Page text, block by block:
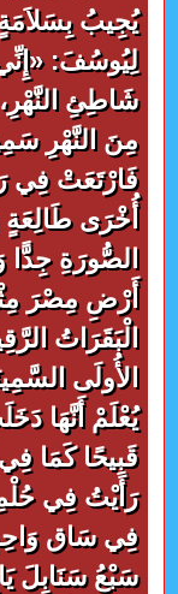
لِيُوسُفَ:
مِنَ النَّهْرِ
أُخْرَى طَالِعَةٍ
الصُّورَةِ جِدًّا
الْبَقَرَاتُ
يُعْلَمْ أَنَّهَا
رَأَيْتُ فِي
سَبْعُ سَنَابِلَ